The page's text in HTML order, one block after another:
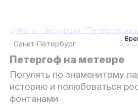
Санкт-Петербург 5
Петергоф на метеоре
Погулять по знаменитому
историю и полюбоваться
фонтанами